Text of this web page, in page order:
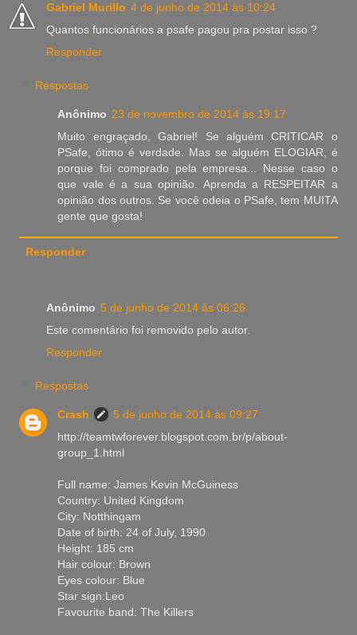
Gabriel Murillo 4 de junho de 2014 às 10:24
Quantos funcionários a psafe pagou pra postar isso ?
Responder
Respostas
Anônimo 23 de novembro de 2014 às 19:17
Muito engraçado, Gabriel! Se alguém CRITICAR o
PSafe, ótimo é verdade. Mas se alguém ELOGIAR, é
porque foi comprado pela empresa... Nesse caso o
que vale é a sua opinião. Aprenda a RESPEITAR a
opinião dos outros. Se você odeia o PSafe, tem MUITA
gente que gosta!
Responder
Anônimo 5 de junho de 2014 às 06:26
Este comentário foi removido pelo autor.
Responder
Respostas
Crash
5 de junho de 2014 às 09:27
http://teamtwforever.blogspot.com.br/p/about-
group_1.html
Full name: James Kevin McGuiness
Country: United Kingdom
City: Notthingam
Date of birth: 24 of July, 1990
Height: 185 cm
Hair colour: Brown
Eyes colour: Blue
Star sign:Leo
Favourite band: The Killers